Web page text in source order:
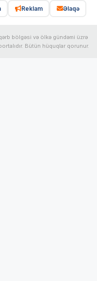
Reklam Əlaqə
bölgəsi və ölkə gündəmi üzrə
Bütün hüquqlar qorunur.